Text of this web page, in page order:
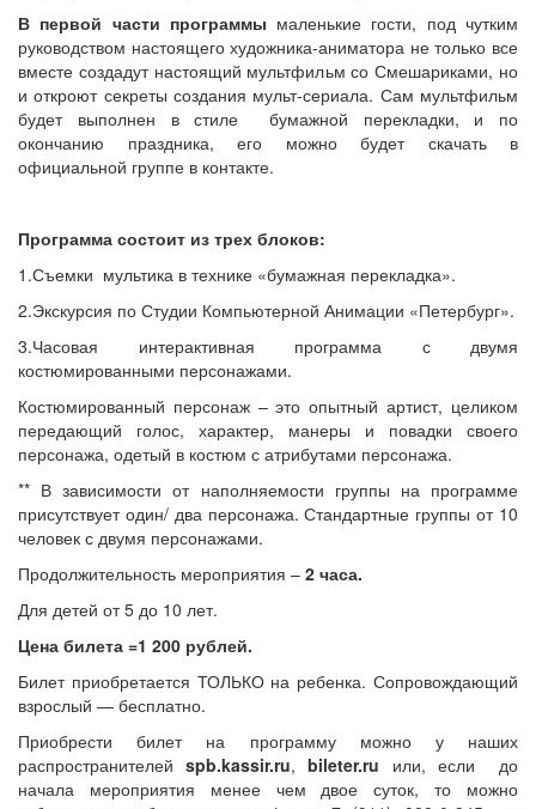
В первой части программы маленькие гости, под чутким
руководством настоящего художника-аниматора не только все
вместе создадут настоящий мультфильм со Смешариками, но
и откроют секреты создания мульт-сериала. Сам мультфильм
будет выполнен в стиле бумажной перекладки, и по
окончанию праздника, его можно будет скачать в
официальной группе в контакте.
Программа состоит из трех блоков:
1.Съемки мультика в технике «бумажная перекладка».
2.Экскурсия по Студии Компьютерной Анимации «Петербург».
3.Часовая интерактивная программа с двумя
костюмированными персонажами.
Костюмированный персонаж – это опытный артист, целиком
передающий голос, характер, манеры и повадки своего
персонажа, одетый в костюм с атрибутами персонажа.
** В зависимости от наполняемости группы на программе
присутствует один/ два персонажа. Стандартные группы от 10
человек с двумя персонажами.
Продолжительность мероприятия – 2 часа.
Для детей от 5 до 10 лет.
Цена билета =1 200 рублей.
Билет приобретается ТОЛЬКО на ребенка. Сопровождающий
взрослый — бесплатно.
Приобрести билет на программу можно у наших
распространителейspb.kassir.ru,bileter.ru или, если до
начала мероприятия менее чем двое суток, то можно